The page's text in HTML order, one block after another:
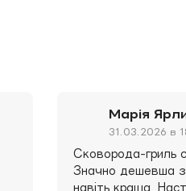
Марія
31.03.2026 в
Сковорода-гриль
Значно дешевша
навіть краща.